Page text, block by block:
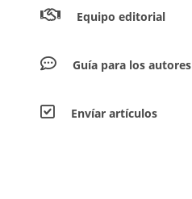
Equipo editorial
Guía para los autores
Envíar artículos